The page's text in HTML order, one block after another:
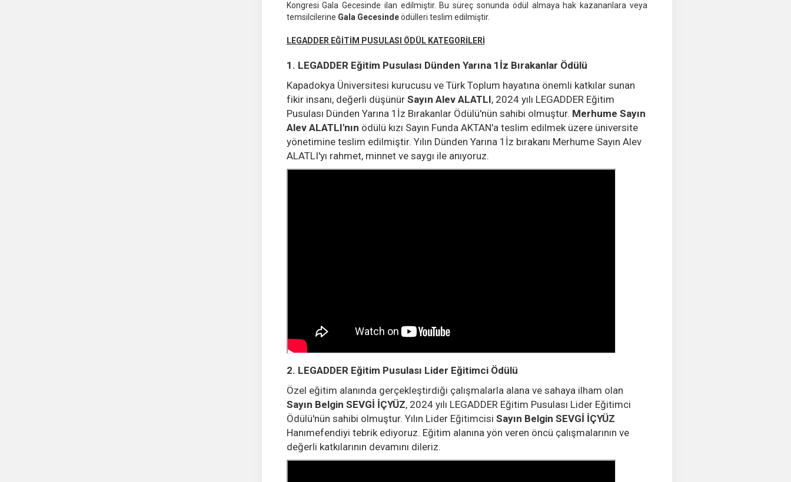
Kongresi Gala Gecesinde ilan edilmiştir. Bu süreç sonunda ödül almaya hak kazananlara veya
temsilcilerine Gala Gecesindeödülleri teslim edilmiştir.
LEGADDER EĞİTİM PUSULASI ÖDÜL KATEGORİLERİ
1. LEGADDER Eğitim Pusulası Dünden Yarına 1İz Bırakanlar Ödülü
Kapadokya Üniversitesi kurucusu ve Türk Toplum hayatına önemli katkılar sunan
fikir insanı, değerli düşünür Sayın Alev ALATLI, 2024 yılı LEGADDER Eğitim
Pusulası Dünden Yarına 1İz Bırakanlar Ödülü'nün sahibi olmuştur. Merhume Sayın
Alev ALATLI'nın ödülü kızı Sayın Funda AKTAN'a teslim edilmek üzere üniversite
yönetimine teslim edilmiştir. Yılın Dünden Yarına 1İz bırakanı Merhume Sayın Alev
ALATLI'yı rahmet, minnet ve saygı ile anıyoruz.
2. LEGADDER Eğitim Pusulası Lider Eğitimci Ödülü
Özel eğitim alanında gerçekleştirdiği çalışmalarla alana ve sahaya ilham olan
Sayın Belgin SEVGİ İÇYÜZ, 2024 yılı LEGADDER Eğitim Pusulası Lider Eğitimci
Ödülü'nün sahibi olmuştur. Yılın Lider Eğitimcisi Sayın Belgin SEVGİ İÇYÜZ
Hanımefendiyi tebrik ediyoruz. Eğitim alanına yön veren öncü çalışmalarının ve
değerli katkılarının devamını dileriz.